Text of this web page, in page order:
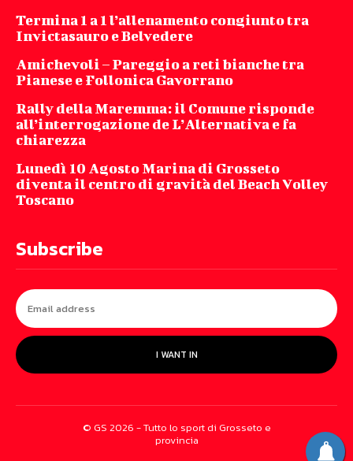
Termina 1 a 1 l’allenamento congiunto tra
Invictasauro e Belvedere
Amichevoli – Pareggio a reti bianche tra
Pianese e Follonica Gavorrano
Rally della Maremma: il Comune risponde
all’interrogazione de L’Alternativa e fa
chiarezza
Lunedì 10 Agosto Marina di Grosseto
diventa il centro di gravità del Beach Volley
Toscano
Subscribe
I WANT IN
© GS 2026 - Tutto lo sport di Grosseto e
provincia